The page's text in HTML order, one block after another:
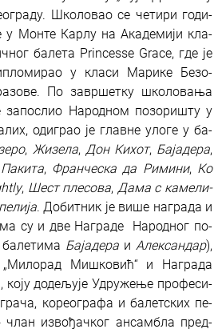
Шко­ло­вао се че­ти­ри го­ди­
у Мон­те Кар­лу на Ака­де­ми­ји кла­
ба­ле­та Prin­ces­se Gra­ce, где је
у кла­си Ма­ри­ке Без­о­
По за­вр­шет­ку шко­ло­ва­ња
за­по­слио На­род­ном по­зо­ри­шту у
од­и­грао је глав­не уло­ге у ба­
, Жи­зе­ла, Дон Ки­хот, Ба­ја­де­ра,
Па­ки­та, Фран­че­ска да Ри­ми­ни, Ко
, Шест пле­со­ва, Да­ма с ка­ме­ли­
.До­бит­ник је ви­ше на­гра­да и
су и две На­гра­де На­род­ног по­
Ба­ја­де­раиАлек­сан­дар),
„Ми­ло­рад Ми­шко­вић“ и На­гра­да
ко­ју до­де­љу­је Удру­же­ње про­фе­си­
ко­ре­о­гра­фа и ба­лет­ских пе­
члан из­во­ђач­ког ан­сам­бла пред­